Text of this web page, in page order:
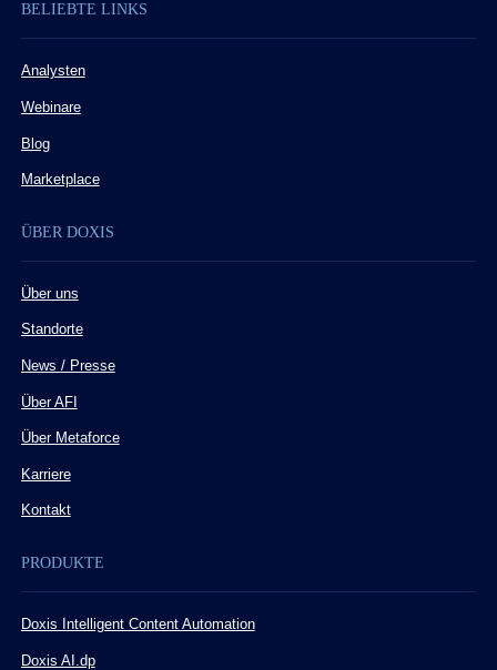
BELIEBTE LINKS
Analysten
Webinare
Blog
Marketplace
ÜBER DOXIS
Über uns
Standorte
News / Presse
Über AFI
Über Metaforce
Karriere
Kontakt
PRODUKTE
Doxis Intelligent Content Automation
Doxis AI.dp